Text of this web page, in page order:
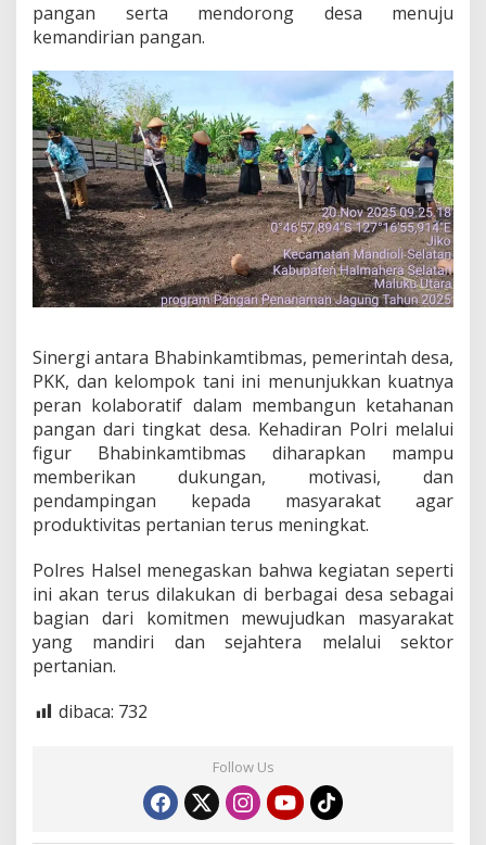
pangan serta mendorong desa menuju
kemandirian pangan.
Sinergi antara Bhabinkamtibmas, pemerintah desa,
PKK, dan kelompok tani ini menunjukkan kuatnya
peran kolaboratif dalam membangun ketahanan
pangan dari tingkat desa. Kehadiran Polri melalui
figur Bhabinkamtibmas diharapkan mampu
memberikan dukungan, motivasi, dan
pendampingan kepada masyarakat agar
produktivitas pertanian terus meningkat.
Polres Halsel menegaskan bahwa kegiatan seperti
ini akan terus dilakukan di berbagai desa sebagai
bagian dari komitmen mewujudkan masyarakat
yang mandiri dan sejahtera melalui sektor
pertanian.
dibaca: 732
Follow Us